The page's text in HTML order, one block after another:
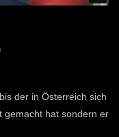
der in Österreich sich
gemacht hat sondern er